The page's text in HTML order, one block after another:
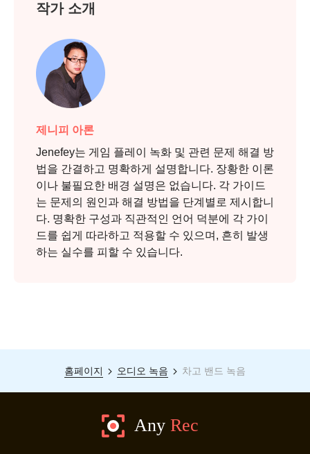
작가 소개
제니피 아론
Jenefey는 게임 플레이 녹화 및 관련 문제 해결 방
법을 간결하고 명확하게 설명합니다. 장황한 이론
이나 불필요한 배경 설명은 없습니다. 각 가이드
는 문제의 원인과 해결 방법을 단계별로 제시합니
다. 명확한 구성과 직관적인 언어 덕분에 각 가이
드를 쉽게 따라하고 적용할 수 있으며, 흔히 발생
하는 실수를 피할 수 있습니다.
홈페이지 오디오 녹음 차고 밴드 녹음